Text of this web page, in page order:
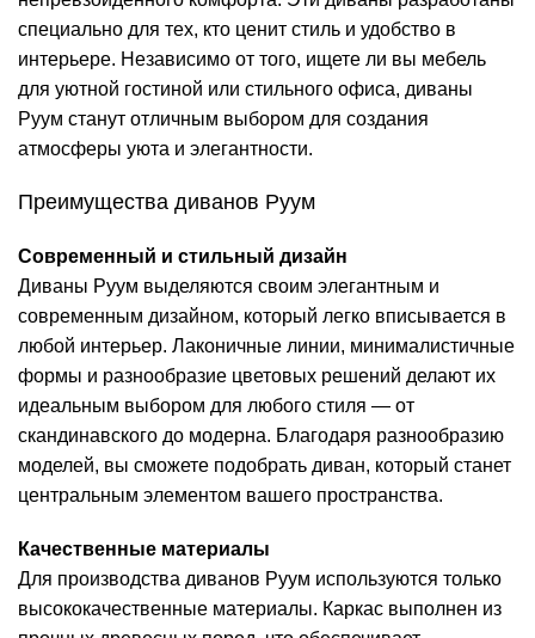
специально для тех, кто ценит стиль и удобство в
интерьере. Независимо от того, ищете ли вы мебель
для уютной гостиной или стильного офиса, диваны
Руум станут отличным выбором для создания
атмосферы уюта и элегантности.
Преимущества диванов Руум
Современный и стильный дизайн
Диваны Руум выделяются своим элегантным и
современным дизайном, который легко вписывается в
любой интерьер. Лаконичные линии, минималистичные
формы и разнообразие цветовых решений делают их
идеальным выбором для любого стиля — от
скандинавского до модерна. Благодаря разнообразию
моделей, вы сможете подобрать диван, который станет
центральным элементом вашего пространства.
Качественные материалы
Для производства диванов Руум используются только
высококачественные материалы. Каркас выполнен из